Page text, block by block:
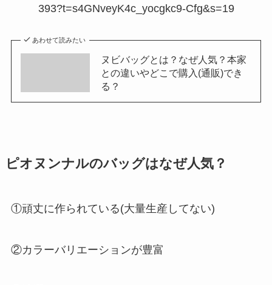
393?t=s4GNveyK4c_yocgkc9-Cfg&s=19
あわせて読みたい
ヌビバッグとは？なぜ人気？本家
との違いやどこで購入(通販)でき
る？
ピオヌンナルのバッグはなぜ人気？
①頑丈に作られている(大量生産してない)
②カラーバリエーションが豊富